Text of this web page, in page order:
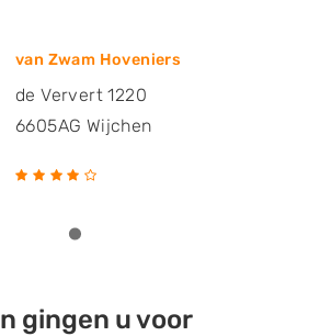
van Zwam Hoveniers
de Ververt 1220
6605AG Wijchen
gingen u voor